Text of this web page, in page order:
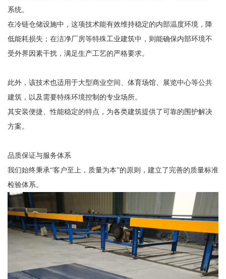
系统。
在冷链仓储设施中，这项技术能有效维持稳定的内部温度环境，降
低能耗损失；在洁净厂房等特殊工业建筑中，则能确保内部环境不
受外界因素干扰，满足生产工艺的严格要求。
此外，该技术也适用于大型商业空间、体育场馆、展览中心等公共
建筑，以及需要特殊环境控制的专业场所。
其安装便捷、性能稳定的特点，为各类建筑提供了可靠的围护解决
方案。
品质保证与服务体系
我们始终秉承“客户至上，质量为本”的原则，建立了完善的质量标准
检验体系。